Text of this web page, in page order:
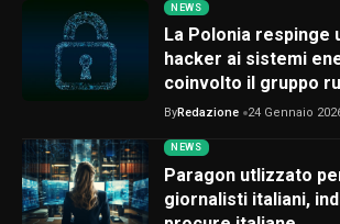
NEWS
La Polonia respinge
hacker ai sistemi
coinvolto il gruppo
ByRedazione 24 Gennaio
NEWS
Paragon utlizzato
giornalisti italiani,